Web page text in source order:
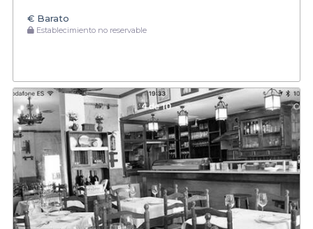
€ Barato
Establecimiento no reservable